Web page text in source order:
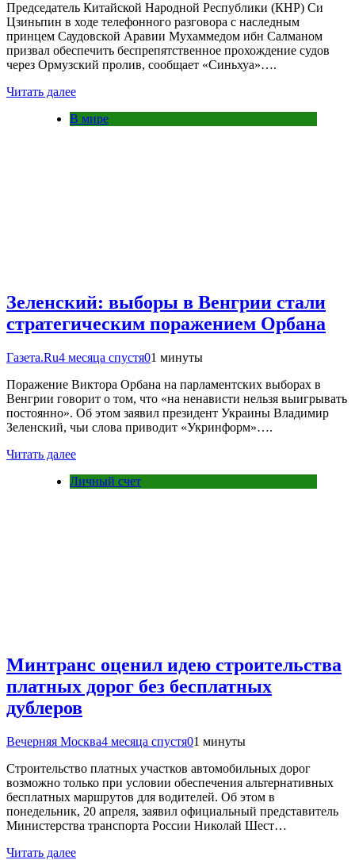
Председатель Китайской Народной Республики (КНР) Си
Цзиньпин в ходе телефонного разговора с наследным
принцем Саудовской Аравии Мухаммедом ибн Салманом
призвал обеспечить беспрепятственное прохождение судов
через Ормузский пролив, сообщает «Синьхуа»….
Читать далее
В мире
Зеленский: выборы в Венгрии стали
стратегическим поражением Орбана
Газета.Ru4 месяца спустя01 минуты
Поражение Виктора Орбана на парламентских выборах в
Венгрии говорит о том, что «на ненависти нельзя выигрывать
постоянно». Об этом заявил президент Украины Владимир
Зеленский, чьи слова приводит «Укринформ»….
Читать далее
Личный счет
Минтранс оценил идею строительства
платных дорог без бесплатных
дублеров
Вечерняя Москва4 месяца спустя01 минуты
Строительство платных участков автомобильных дорог
возможно только при условии обеспечения альтернативных
бесплатных маршрутов для водителей. Об этом в
понедельник, 20 апреля, заявил официальный представитель
Министерства транспорта России Николай Шест…
Читать далее